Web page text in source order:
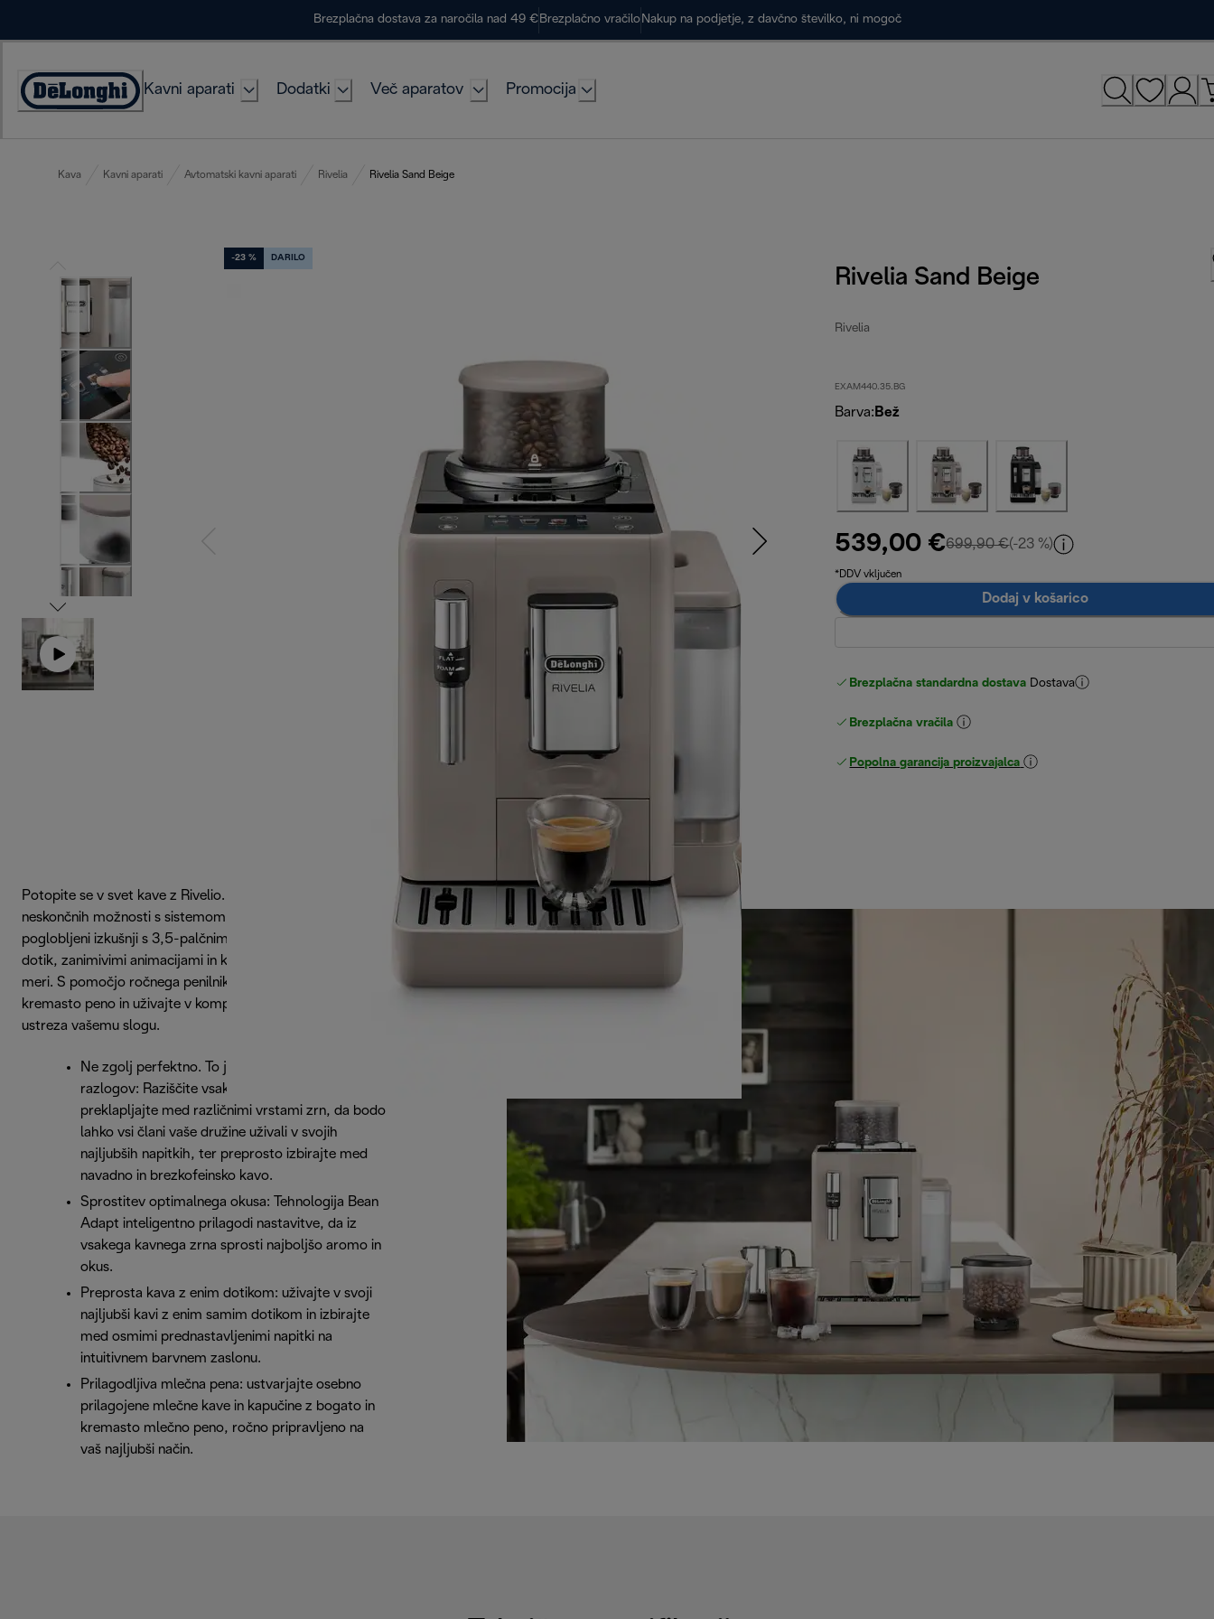
Brezplačna dostava za naročila nad 49 € Brezplačno vračilo Nakup na podjetje, z davčno številko, ni mogoč
Accessibility
Kavni aparati Dodatki Več aparatov Promocija
Kava Kavni aparati Avtomatski kavni aparati Rivelia Rivelia Sand Beige
-23 % DARILO
Rivelia Sand Beige
Rivelia
EXAM440.35.BG
Barva: Bež
539,00 €699,90 €izvirna cena 699,90 €
(-23 %)
*DDV vključen
Dodaj v košarico
Brezplačna standardna dostava Dostava
Brezplačna vračila
Popolna garancija proizvajalca
Potopite se v svet kave z Rivelio. Spoznajte svet
neskončnih možnosti s sistemom Bean Switch in uživajte v
poglobljeni izkušnji s 3,5-palčnim barvnim zaslonom na
dotik, zanimivimi animacijami in kavnimi rutinami po vaši
meri. S pomočjo ročnega penilnika mleka ustvarite
kremasto peno in uživajte v kompaktnem aparatu, ki
ustreza vašemu slogu.
Ne zgolj perfektno. To je Perfetto. Nekaj
razlogov: Raziščite vsak okus: brez težav
preklapljajte med različnimi vrstami zrn, da bodo
lahko vsi člani vaše družine uživali v svojih
najljubših napitkih, ter preprosto izbirajte med
navadno in brezkofeinsko kavo.
Sprostitev optimalnega okusa: Tehnologija Bean
Adapt inteligentno prilagodi nastavitve, da iz
vsakega kavnega zrna sprosti najboljšo aromo in
okus.
Preprosta kava z enim dotikom: uživajte v svoji
najljubši kavi z enim samim dotikom in izbirajte
med osmimi prednastavljenimi napitki na
intuitivnem barvnem zaslonu.
Prilagodljiva mlečna pena: ustvarjajte osebno
prilagojene mlečne kave in kapučine z bogato in
kremasto mlečno peno, ročno pripravljeno na
vaš najljubši način.